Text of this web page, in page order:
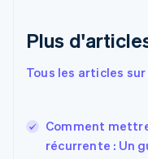
Plus
Tous les articles
Comment
récurrente : Un
Estonie
États-Unis
EnglishSvenska
France